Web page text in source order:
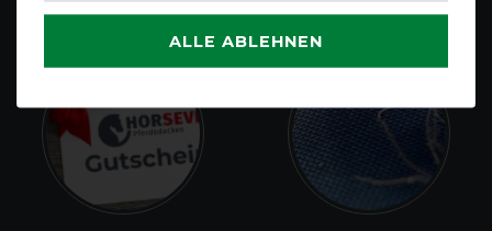
ALLE ABLEHNEN